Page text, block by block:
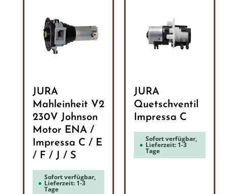
JURA
Mahleinheit V2
230V Johnson
Motor ENA /
Impressa C / E
/ F / J / S
Sofort verfügbar,
Lieferzeit: 1-3
Tage
JURA
Quetschventil
Impressa C
Sofort verfügbar,
Lieferzeit: 1-3
Tage